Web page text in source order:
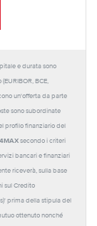
e durata sono
BCE,
un'offerta da parte
sono subordinate
profilo finanziario del
secondo i criteri
bancari e finanziari
riceverà, sulla base
sul Credito
prima della stipula del
ottenuto nonché